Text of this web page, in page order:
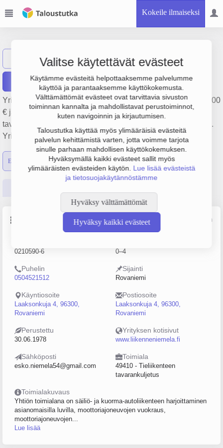
Kokeile ilmaiseksi
Valitse käytettävät evästeet
Käytämme evästeitä helpottaaksemme palvelumme
käyttöä ja parantaaksemme käyttökokemusta.
Välttämättömät evästeet ovat tarvittavia sivuston
toiminnan kannalta ja mahdollistavat perustoiminnot,
kuten navigoinnin ja kirjautumisen.
Taloustutka käyttää myös ylimääräisiä evästeitä
palvelun kehittämistä varten, jotta voimme tarjota
sinulle parhaan mahdollisen käyttökokemuksen.
Hyväksymällä kaikki evästeet sallit myös
ylimääräisten evästeiden käytön. Lue lisää evästeistä
ja tietosuojakäytännöstämme
Hyväksy välttämättömät
Hyväksy kaikki evästeet
Näytä haku EN EA Niemelä Oy
Raportit
Yrityksen EA Niemelä Oy liikevaihto on 33 000 €, tulos 77 000
€ ja henkilöstömäärä 0. Sen päätoimiala on Tieliikenteen
tavarankuljetus, perustamisvuosi 1978 ja sijainti Rovaniemi.
Yrityksen yhtiömuoto Osakeyhtiö (OY).
Emon luvut Konsernin luvut
Lähde: YTJ, PRH, Traficom
0210590-6 0–4
Puhelin
0504521512
Sijainti
Rovaniemi
Käyntiosoite
Laaksonkuja 4, 96300,
Rovaniemi
Postiosoite
Laaksonkuja 4, 96300,
Rovaniemi
Perustettu
30.06.1978
Yrityksen kotisivut
www.liikenneniemela.fi
Sähköposti
esko.niemela54@gmail.com
Toimiala
49410 - Tieliikenteen
tavarankuljetus
Toimialakuvaus
Yhtiön toimialana on säiliö- ja kuorma-autoliikenteen harjoittaminen
asianomaisilla luvilla, moottoriajoneuvojen vuokraus,
moottoriajoneuvojen...
Lue lisää